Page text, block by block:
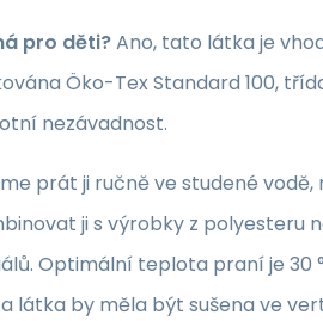
pro děti?Ano, tato látka je
Öko-Tex Standard 100,
nezávadnost.
prát ji ručně ve studené
ji s výrobky z polyesteru
Optimální teplota praní je 30
a látka by měla být sušena ve